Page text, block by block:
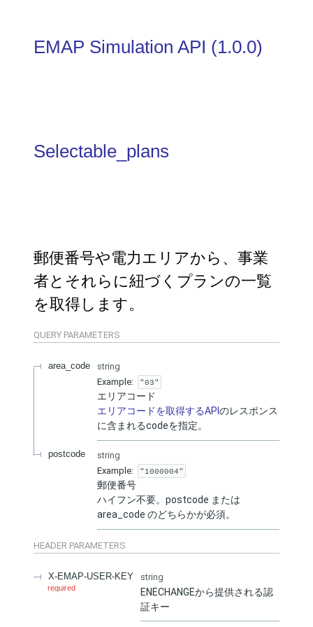
EMAP Simulation API (1.0.0)
Selectable_plans
郵便番号や電力エリアから、事業
者とそれらに紐づくプランの一覧
を取得します。
QUERY PARAMETERS
area_code
string
Example:
"03"
エリアコード
エリアコードを取得するAPI のレスポンス
に含まれるcodeを指定。
postcode
string
Example:
"1000004"
郵便番号
ハイフン不要。postcode または
area_code のどちらかが必須。
HEADER PARAMETERS
X-EMAP-USER-KEY
required
string
ENECHANGEから提供される認
証キー